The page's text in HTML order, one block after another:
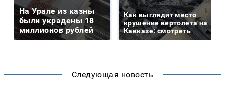
На Урале из казны
были украдены 18
миллионов рублей
Как выглядит место
крушение вертолета на
Кавказе: смотреть
Следующая новость